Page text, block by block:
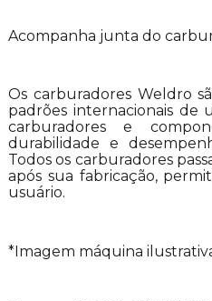
Acompanha junta do
Os carburadores Weldro
padrões internacionais de
carburadores e
durabilidade e
Todos os carburadores
após sua fabricação,
usuário.
*Imagem máquina